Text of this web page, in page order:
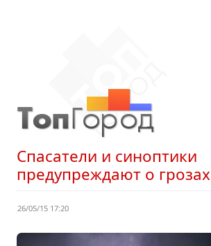
Спасатели и синоптики
предупреждают о грозах
26/05/15 17:20